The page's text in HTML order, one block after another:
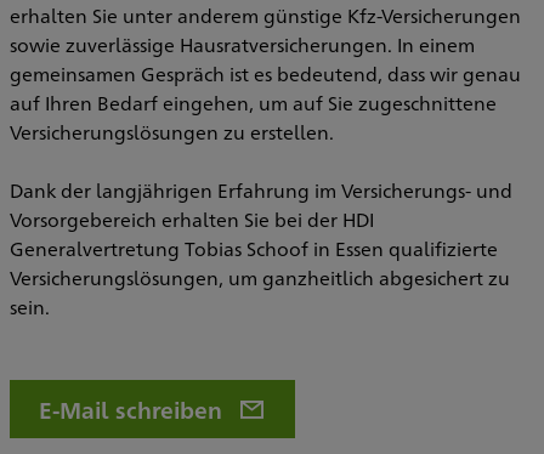
erhalten Sie unter anderem günstige Kfz-Versicherungen
sowie zuverlässige Hausratversicherungen. In einem
gemeinsamen Gespräch ist es bedeutend, dass wir genau
auf Ihren Bedarf eingehen, um auf Sie zugeschnittene
Versicherungslösungen zu erstellen.
Dank der langjährigen Erfahrung im Versicherungs- und
Vorsorgebereich erhalten Sie bei der HDI
Generalvertretung Tobias Schoof in Essen qualifizierte
Versicherungslösungen, um ganzheitlich abgesichert zu
sein.
E-Mail schreiben